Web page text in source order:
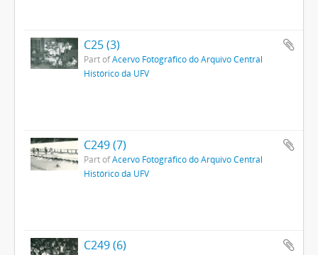
C25 (3)
Part ofAcervo Fotográfico do Arquivo Central
Histórico da UFV
C249 (7)
Part ofAcervo Fotográfico do Arquivo Central
Histórico da UFV
C249 (6)